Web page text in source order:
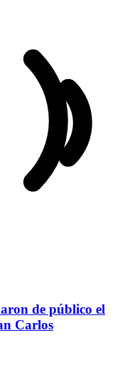
de público el
Carlos